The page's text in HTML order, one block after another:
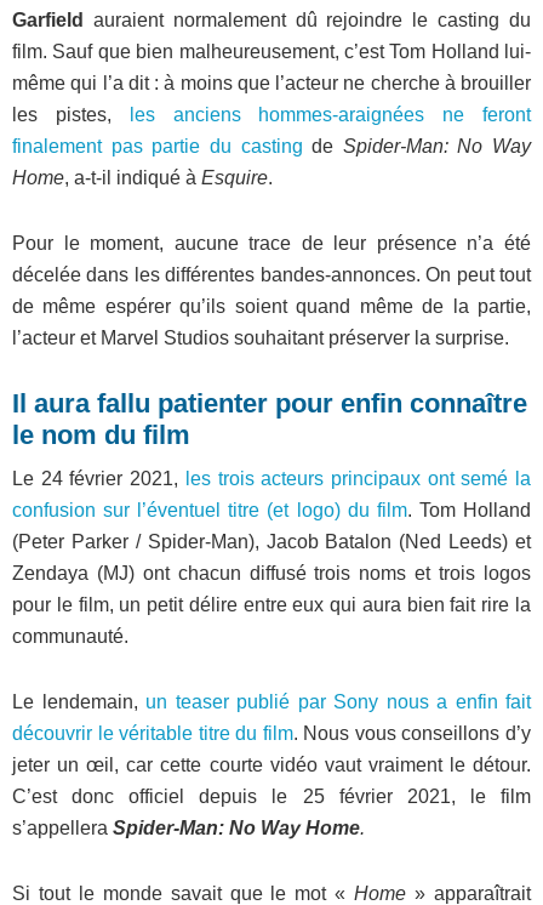
Garfield
auraient normalement dû rejoindre le casting du
film. Sauf que bien malheureusement, c’est Tom Holland lui-
même qui l’a dit : à moins que l’acteur ne cherche à brouiller
les pistes,
les anciens hommes-araignées ne feront
finalement pas partie du castingde Spider-Man: No Way
Home, a-t-il indiqué à Esquire.
Pour le moment, aucune trace de leur présence n’a été
décelée dans les différentes bandes-annonces. On peut tout
de même espérer qu’ils soient quand même de la partie,
l’acteur et Marvel Studios souhaitant préserver la surprise.
Il aura fallu patienter pour enfin connaître
le nom du film
Le 24 février 2021,
les trois acteurs principaux ont semé la
confusion sur l’éventuel titre (et logo) du film. Tom Holland
(Peter Parker / Spider-Man), Jacob Batalon (Ned Leeds) et
Zendaya (MJ) ont chacun diffusé trois noms et trois logos
pour le film, un petit délire entre eux qui aura bien fait rire la
communauté.
Le lendemain, un teaser publié par Sony nous a enfin fait
découvrir le véritable titre du film. Nous vous conseillons d’y
jeter un œil, car cette courte vidéo vaut vraiment le détour.
C’est donc officiel depuis le 25 février 2021, le film
s’appellera Spider-Man: No Way Home.
Si tout le monde savait que le mot «Home » apparaîtrait